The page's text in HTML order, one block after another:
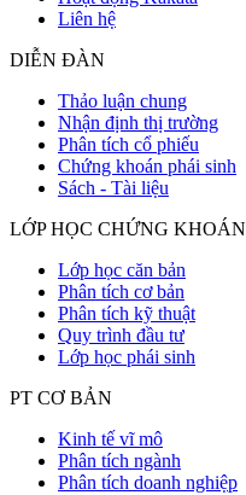
Liên hệ
DIỄN ĐÀN
Thảo luận chung
Nhận định thị trường
Phân tích cổ phiếu
Chứng khoán phái sinh
Sách - Tài liệu
LỚP HỌC CHỨNG KHOÁN
Lớp học căn bản
Phân tích cơ bản
Phân tích kỹ thuật
Quy trình đầu tư
Lớp học phái sinh
PT CƠ BẢN
Kinh tế vĩ mô
Phân tích ngành
Phân tích doanh nghiệp